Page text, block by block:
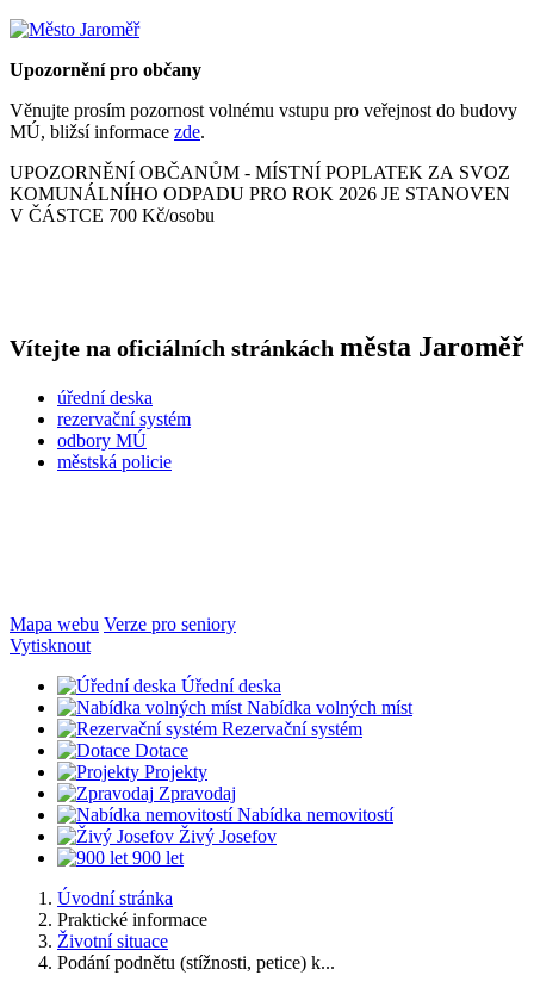
Upozornění pro občany
Věnujte prosím pozornost volnému vstupu pro veřejnost do budovy
MÚ, bližsí informace zde.
UPOZORNĚNÍ OBČANŮM - MÍSTNÍ POPLATEK ZA SVOZ
KOMUNÁLNÍHO ODPADU PRO ROK 2026 JE STANOVEN
V ČÁSTCE 700 Kč/osobu
Vítejte na oficiálních stránkách města Jaroměř
úřední deska
rezervační systém
odbory MÚ
městská policie
Mapa webu Verze pro seniory
Vytisknout
Úřední deska
Nabídka volných míst
Rezervační systém
Dotace
Projekty
Zpravodaj
Nabídka nemovitostí
Živý Josefov
900 let
Úvodní stránka
Praktické informace
Životní situace
Podání podnětu (stížnosti, petice) k...